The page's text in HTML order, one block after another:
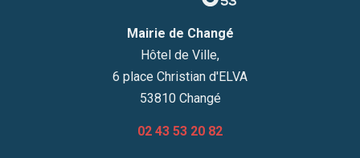
Mairie de Changé
Hôtel de Ville,
6 place Christian d'ELVA
53810 Changé
02 43 53 20 82